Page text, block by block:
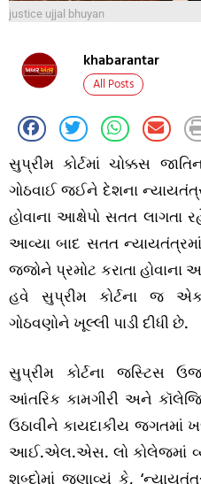
justice ujjal bhuyan
khabarantar
All Posts
સુપ્રીમ કોર્ટમાં ચોક્કસ
ગોઠવાઈ જઈને દેશના
હોવાના આક્ષેપો સતત લાગતા
આવ્યા બાદ સતત ન્યાયતંત્રમાં
જજોને પ્રમોટ કરાતા હોવાના
હવે સુપ્રીમ કોર્ટના જ
ગોઠવણોને ખૂલ્લી પાડી દીધી છે.
સુપ્રીમ કોર્ટના જસ્ટિસ
આંતરિક કામગીરી અને
ઉઠાવીને કાયદાકીય જગતમાં
આઈ.એલ.એસ. લો કોલેજમાં
શબ્દોમાં જણાવ્યું કે,